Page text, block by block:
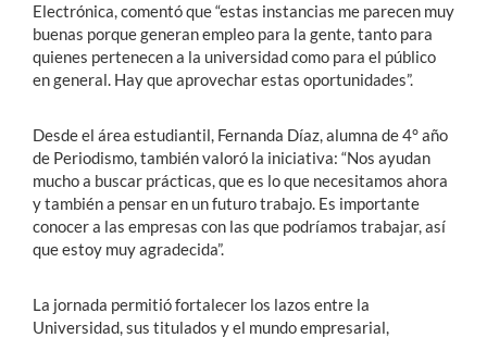
Electrónica, comentó que “estas instancias me parecen muy
buenas porque generan empleo para la gente, tanto para
quienes pertenecen a la universidad como para el público
en general. Hay que aprovechar estas oportunidades”.
Desde el área estudiantil, Fernanda Díaz, alumna de 4° año
de Periodismo, también valoró la iniciativa: “Nos ayudan
mucho a buscar prácticas, que es lo que necesitamos ahora
y también a pensar en un futuro trabajo. Es importante
conocer a las empresas con las que podríamos trabajar, así
que estoy muy agradecida”.
La jornada permitió fortalecer los lazos entre la
Universidad, sus titulados y el mundo empresarial,